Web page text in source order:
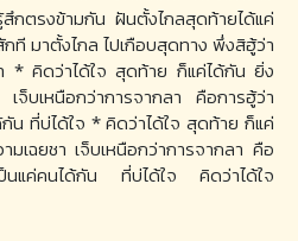
ตรงข้ามกัน ฝันตั้งไกลสุดท้ายได้แค่
ที มาตั้งไกล ไปเกือบสุดทาง พึ่งสิฮู้ว่า
* คิดว่าได้ใจ สุดท้าย ก็แค่ได้กัน ยิ่ง
เจ็บเหนือกว่าการจากลา คือการฮู้ว่า
น ที่บ่ได้ใจ * คิดว่าได้ใจ สุดท้าย ก็แค่
มเฉยชา เจ็บเหนือกว่าการจากลา คือ
นแค่คนได้กัน ที่บ่ได้ใจ คิดว่าได้ใจ